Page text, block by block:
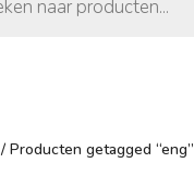
/ Producten getagged “eng”